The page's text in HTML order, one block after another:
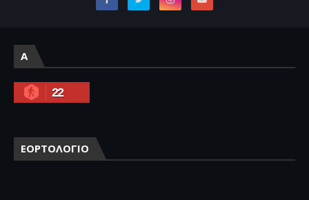
A
22
ΕΟΡΤΟΛΟΓΙΟ